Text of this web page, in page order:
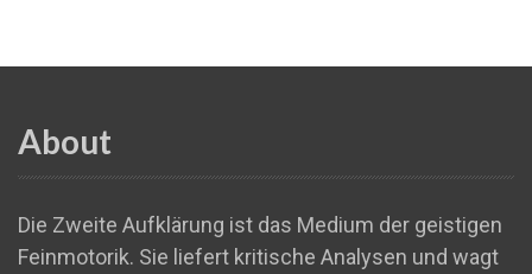
About
Die Zweite Aufklärung ist das Medium der geistigen
Feinmotorik. Sie liefert kritische Analysen und wagt